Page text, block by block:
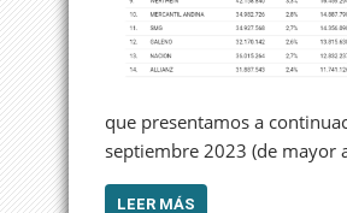
que presentamos a
septiembre 2023 (de mayor
LEER MÁS